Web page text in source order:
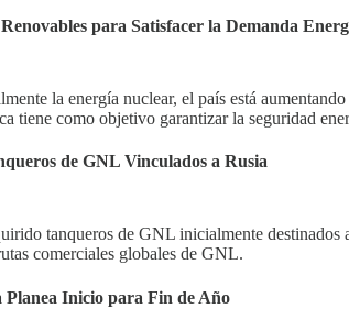
para Satisfacer la Demanda
la energía nuclear, el país está
tiene como objetivo garantizar la seguridad
de GNL Vinculados a Rusia
tanqueros de GNL inicialmente
comerciales globales de GNL.
Inicio para Fin de Año